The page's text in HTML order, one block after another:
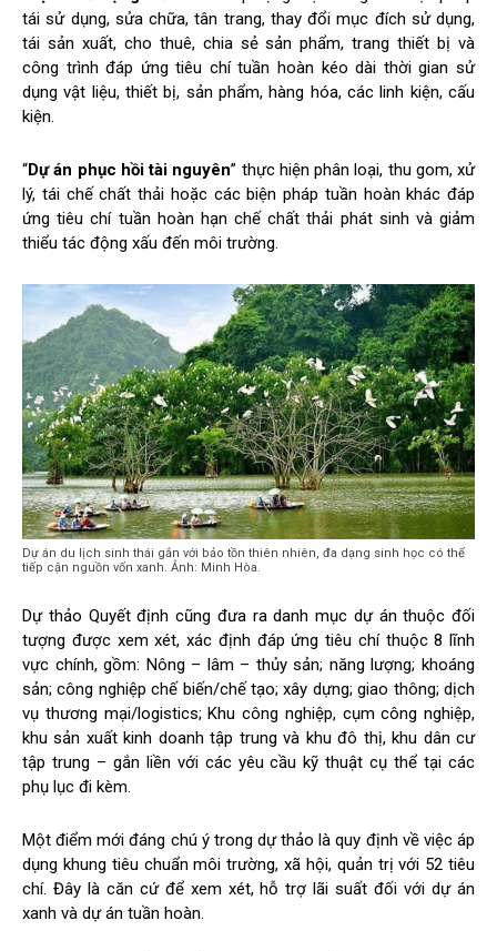
tái sử dụng, sửa chữa, tân trang, thay đổi mục đích sử dụng,
tái sản xuất, cho thuê, chia sẻ sản phẩm, trang thiết bị và
công trình đáp ứng tiêu chí tuần hoàn kéo dài thời gian sử
dụng vật liệu, thiết bị, sản phẩm, hàng hóa, các linh kiện, cấu
kiện.
“Dự án phục hồi tài nguyên” thực hiện phân loại, thu gom, xử
lý, tái chế chất thải hoặc các biện pháp tuần hoàn khác đáp
ứng tiêu chí tuần hoàn hạn chế chất thải phát sinh và giảm
thiểu tác động xấu đến môi trường.
Dự án du lịch sinh thái gắn với bảo tồn thiên nhiên, đa dạng sinh học có thể
tiếp cận nguồn vốn xanh. Ảnh: Minh Hòa.
Dự thảo Quyết định cũng đưa ra danh mục dự án thuộc đối
tượng được xem xét, xác định đáp ứng tiêu chí thuộc 8 lĩnh
vực chính, gồm: Nông – lâm – thủy sản; năng lượng; khoáng
sản; công nghiệp chế biến/chế tạo; xây dựng; giao thông; dịch
vụ thương mại/logistics; Khu công nghiệp, cụm công nghiệp,
khu sản xuất kinh doanh tập trung và khu đô thị, khu dân cư
tập trung – gắn liền với các yêu cầu kỹ thuật cụ thể tại các
phụ lục đi kèm.
Một điểm mới đáng chú ý trong dự thảo là quy định về việc áp
dụng khung tiêu chuẩn môi trường, xã hội, quản trị với 52 tiêu
chí. Đây là căn cứ để xem xét, hỗ trợ lãi suất đối với dự án
xanh và dự án tuần hoàn.